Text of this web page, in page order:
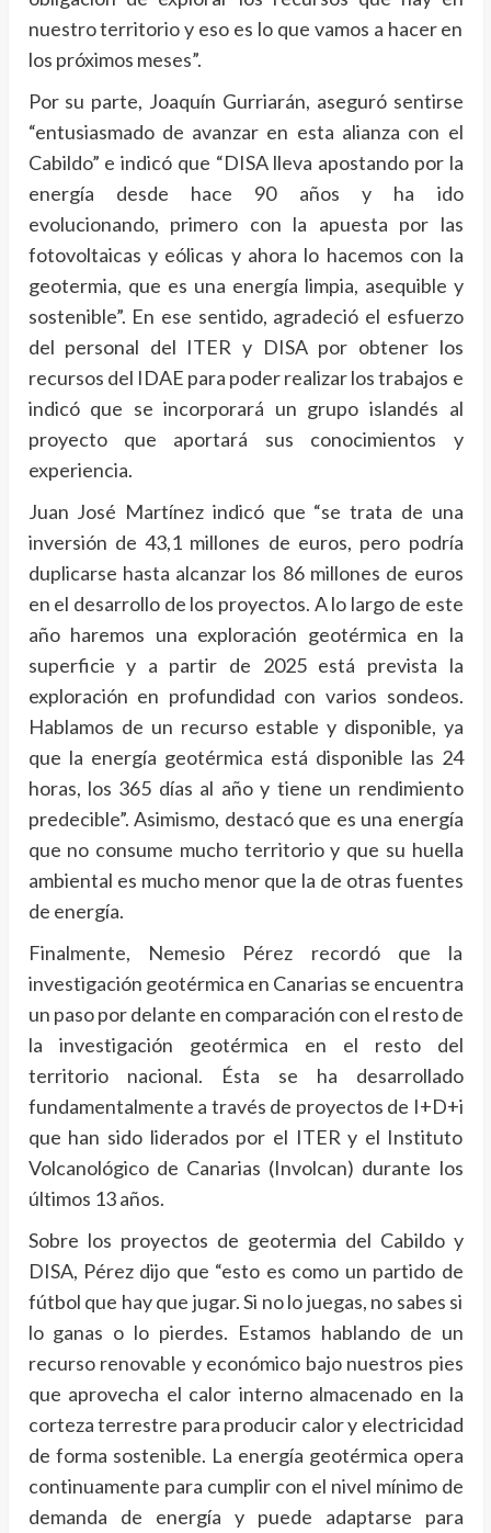
nuestro territorio y eso es lo que vamos a hacer en
los próximos meses”.
Por su parte, Joaquín Gurriarán, aseguró sentirse
“entusiasmado de avanzar en esta alianza con el
Cabildo” e indicó que “DISA lleva apostando por la
energía desde hace 90 años y ha ido
evolucionando, primero con la apuesta por las
fotovoltaicas y eólicas y ahora lo hacemos con la
geotermia, que es una energía limpia, asequible y
sostenible”. En ese sentido, agradeció el esfuerzo
del personal del ITER y DISA por obtener los
recursos del IDAE para poder realizar los trabajos e
indicó que se incorporará un grupo islandés al
proyecto que aportará sus conocimientos y
experiencia.
Juan José Martínez indicó que “se trata de una
inversión de 43,1 millones de euros, pero podría
duplicarse hasta alcanzar los 86 millones de euros
en el desarrollo de los proyectos. A lo largo de este
año haremos una exploración geotérmica en la
superficie y a partir de 2025 está prevista la
exploración en profundidad con varios sondeos.
Hablamos de un recurso estable y disponible, ya
que la energía geotérmica está disponible las 24
horas, los 365 días al año y tiene un rendimiento
predecible”. Asimismo, destacó que es una energía
que no consume mucho territorio y que su huella
ambiental es mucho menor que la de otras fuentes
de energía.
Finalmente, Nemesio Pérez recordó que la
investigación geotérmica en Canarias se encuentra
un paso por delante en comparación con el resto de
la investigación geotérmica en el resto del
territorio nacional. Ésta se ha desarrollado
fundamentalmente a través de proyectos de I+D+i
que han sido liderados por el ITER y el Instituto
Volcanológico de Canarias (Involcan) durante los
últimos 13 años.
Sobre los proyectos de geotermia del Cabildo y
DISA, Pérez dijo que “esto es como un partido de
fútbol que hay que jugar. Si no lo juegas, no sabes si
lo ganas o lo pierdes. Estamos hablando de un
recurso renovable y económico bajo nuestros pies
que aprovecha el calor interno almacenado en la
corteza terrestre para producir calor y electricidad
de forma sostenible. La energía geotérmica opera
continuamente para cumplir con el nivel mínimo de
demanda de energía y puede adaptarse para